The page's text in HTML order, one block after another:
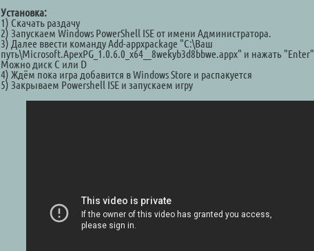
Установка:
1) Скачать раздачу
2) Запускаем Windows PowerShell ISE от имени Администратора.
3) Далее ввести команду Add-appxpackage "C:\Ваш
путь\Microsoft.ApexPG_1.0.6.0_x64__8wekyb3d8bbwe.appx" и нажать "Enter"
Можно диск C или D
4) Ждём пока игра добавится в Windows Store и распакуется
5) Закрываем Powershell ISE и запускаем игру